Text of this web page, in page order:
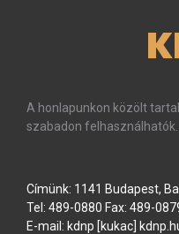
A honlapunkon közölt
szabadon felhasználhatók.
Címünk: 1141 Budapest,
Tel: 489-0880 Fax: 489-
E-mail: kdnp [kukac] kdnp